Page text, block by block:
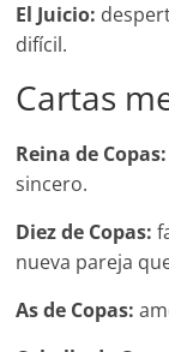
El Juicio:
difícil.
Cartas
Reina de Copas:
sincero.
Diez de Copas:
nueva pareja
As de Copas: